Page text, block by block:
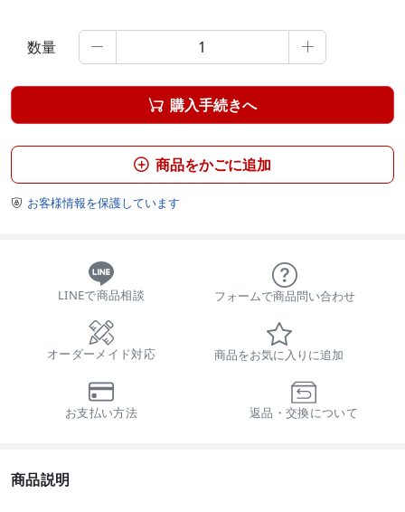
数量  
 購入手続きへ
 商品をかごに追加
 お客様情報を保護しています
LINEで商品相談 フォームで商品問い合わせ
オーダーメイド対応 商品をお気に入りに追加
お支払い方法 返品・交換について
商品説明